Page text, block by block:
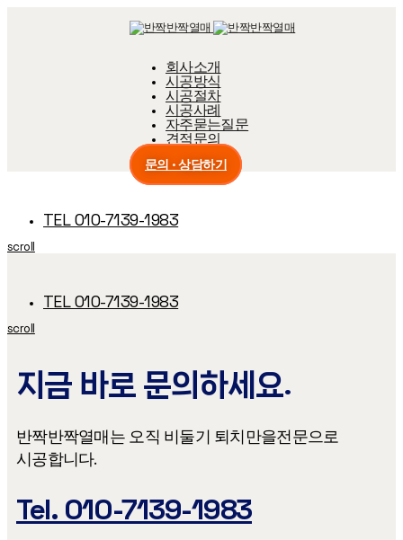
회사소개
시공방식
시공절차
시공사례
자주묻는질문
견적문의
문의 · 상담하기
TEL 010-7139-1983
scroll
TEL 010-7139-1983
scroll
지금 바로 문의하세요.
반짝반짝열매는 오직 비둘기 퇴치만을​ 전문으로
시공합니다.
Tel. 010-7139-1983